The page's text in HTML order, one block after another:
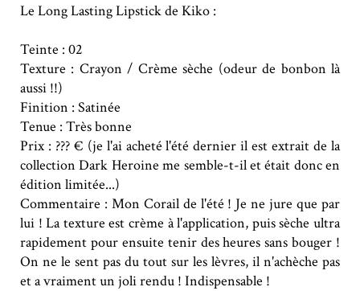
Le Long Lasting Lipstick de Kiko :
Teinte : 02
Texture : Crayon / Crème sèche (odeur de bonbon là
aussi !!)
Finition : Satinée
Tenue : Très bonne
Prix : ??? € (je l'ai acheté l'été dernier il est extrait de la
collection Dark Heroine me semble-t-il et était donc en
édition limitée...)
Commentaire : Mon Corail de l'été ! Je ne jure que par
lui ! La texture est crème à l'application, puis sèche ultra
rapidement pour ensuite tenir des heures sans bouger !
On ne le sent pas du tout sur les lèvres, il n'achèche pas
et a vraiment un joli rendu ! Indispensable !